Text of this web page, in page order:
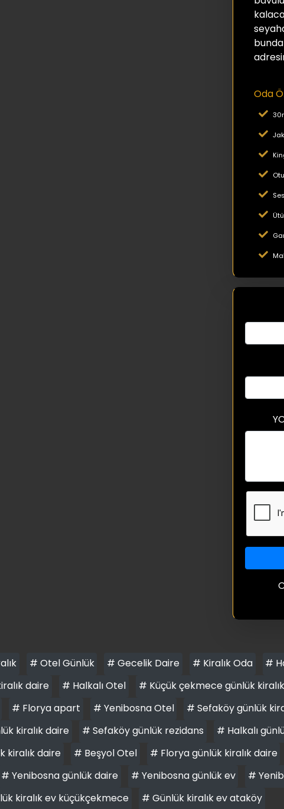
Oda
# Otel Günlük # Gecelik Daire # Kiralık Oda
#
daire # Halkalı Otel
# Küçük çekmece günlük
# Florya apart # Yenibosna Otel
# Sefaköy günlük
kiralık daire # Sefaköy günlük rezidans # Halkalı
kiralık daire # Beşyol Otel # Florya günlük kiralık daire
# Yenibosna günlük daire # Yenibosna günlük ev
#
kiralık ev küçükçekmece # Günlük kiralık ev ataköy